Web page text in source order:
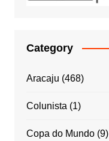
Category
Aracaju (468)
Colunista (1)
Copa do Mundo(9)